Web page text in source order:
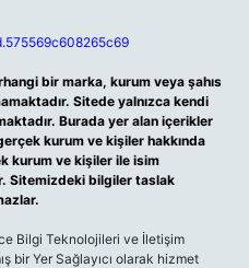
bir marka, kurum veya şahıs
Sitede yalnızca kendi
Burada yer alan içerikler
kurum ve kişiler hakkında
kurum ve kişiler ile isim
Sitemizdeki bilgiler taslak
Bilgi Teknolojileri ve İletişim
bir Yer Sağlayıcı olarak hizmet